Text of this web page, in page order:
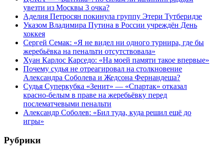
увезти из Москвы 3 очка?
Аделия Петросян покинула группу Этери Тутберидзе
Указом Владимира Путина в России учреждён День
хоккея
Сергей Семак: «Я не видел ни одного турнира, где бы
жеребьёвка на пенальти отсутствовала»
Хуан Карлос Карседо: «На моей памяти такое впервые»
Почему судья не отреагировал на столкновение
Александра Соболева и Жедсона Фернандеша?
Судья Суперкубка «Зенит» — «Спартак» отказал
красно-белым в праве на жеребьёвку перед
послематчевыми пенальти
Александр Соболев: «Бил туда, куда решил ещё до
игры»
Рубрики